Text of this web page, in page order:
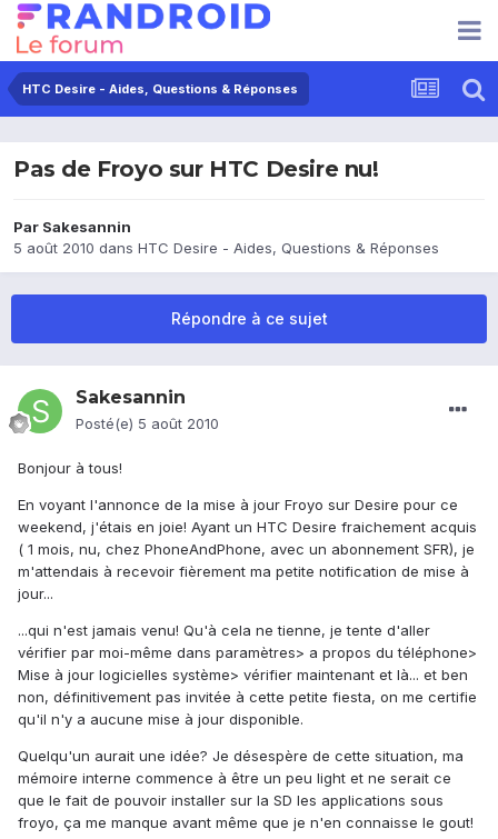
HTC Desire - Aides, Questions & Réponses
Pas de Froyo sur HTC Desire nu!
Par Sakesannin
5 août 2010 dans HTC Desire - Aides, Questions & Réponses
Répondre à ce sujet
Sakesannin
Posté(e) 5 août 2010
Bonjour à tous!
En voyant l'annonce de la mise à jour Froyo sur Desire pour ce
weekend, j'étais en joie! Ayant un HTC Desire fraichement acquis
( 1 mois, nu, chez PhoneAndPhone, avec un abonnement SFR), je
m'attendais à recevoir fièrement ma petite notification de mise à
jour...
...qui n'est jamais venu! Qu'à cela ne tienne, je tente d'aller
vérifier par moi-même dans paramètres> a propos du téléphone>
Mise à jour logicielles système> vérifier maintenant et là... et ben
non, définitivement pas invitée à cette petite fiesta, on me certifie
qu'il n'y a aucune mise à jour disponible.
Quelqu'un aurait une idée? Je désespère de cette situation, ma
mémoire interne commence à être un peu light et ne serait ce
que le fait de pouvoir installer sur la SD les applications sous
froyo, ça me manque avant même que je n'en connaisse le gout!